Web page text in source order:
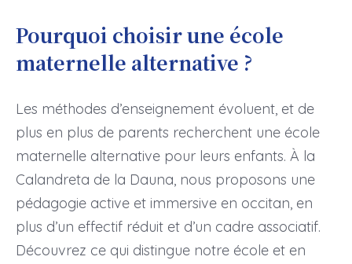
Pourquoi choisir une école
maternelle alternative ?
Les méthodes d’enseignement évoluent, et de
plus en plus de parents recherchent une école
maternelle alternative pour leurs enfants. À la
Calandreta de la Dauna, nous proposons une
pédagogie active et immersive en occitan, en
plus d’un effectif réduit et d’un cadre associatif.
Découvrez ce qui distingue notre école et en